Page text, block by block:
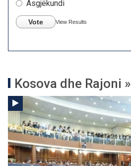
Asgjëkundi
Vote View Results
Kosova dhe Rajoni »